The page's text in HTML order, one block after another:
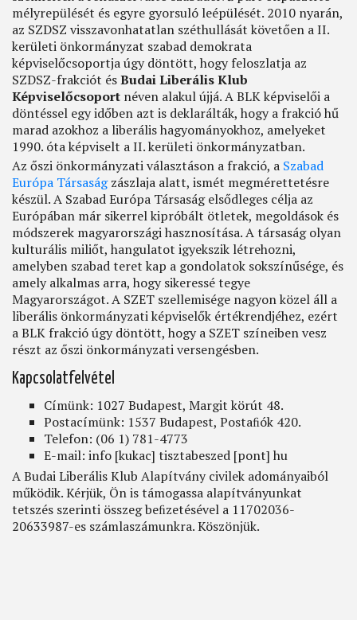
mélyrepülését és egyre gyorsuló leépülését. 2010 nyarán,
az SZDSZ visszavonhatatlan széthullását követően a II.
kerületi önkormányzat szabad demokrata
képviselőcsoportja úgy döntött, hogy feloszlatja az
SZDSZ-frakciót ésBudai Liberális Klub
Képviselőcsoport néven alakul újjá. A BLK képviselői a
döntéssel egy időben azt is deklarálták, hogy a frakció hű
marad azokhoz a liberális hagyományokhoz, amelyeket
1990. óta képviselt a II. kerületi önkormányzatban.
Az őszi önkormányzati választáson a frakció, a Szabad
Európa Társaságzászlaja alatt, ismét megmérettetésre
készül. A Szabad Európa Társaság elsődleges célja az
Európában már sikerrel kipróbált ötletek, megoldások és
módszerek magyarországi hasznosítása. A társaság olyan
kulturális miliőt, hangulatot igyekszik létrehozni,
amelyben szabad teret kap a gondolatok sokszínűsége, és
amely alkalmas arra, hogy sikeressé tegye
Magyarországot. A SZET szellemisége nagyon közel áll a
liberális önkormányzati képviselők értékrendjéhez, ezért
a BLK frakció úgy döntött, hogy a SZET színeiben vesz
részt az őszi önkormányzati versengésben.
Kapcsolatfelvétel
Címünk: 1027 Budapest, Margit körút 48.
Postacímünk: 1537 Budapest, Postaﬁók 420.
Telefon: (06 1) 781-4773
E-mail: info [kukac] tisztabeszed [pont] hu
A Budai Liberális Klub Alapítvány civilek adományaiból
működik. Kérjük, Ön is támogassa alapítványunkat
tetszés szerinti összeg beﬁzetésével a 11702036-
20633987-es számlaszámunkra. Köszönjük.